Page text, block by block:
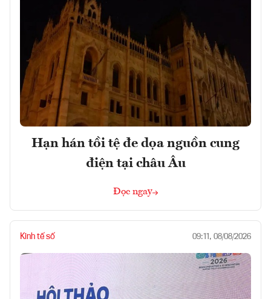
Hạn hán tồi tệ đe dọa nguồn cung
điện tại châu Âu
Đọc ngay
Kinh tế số 09:11, 08/08/2026